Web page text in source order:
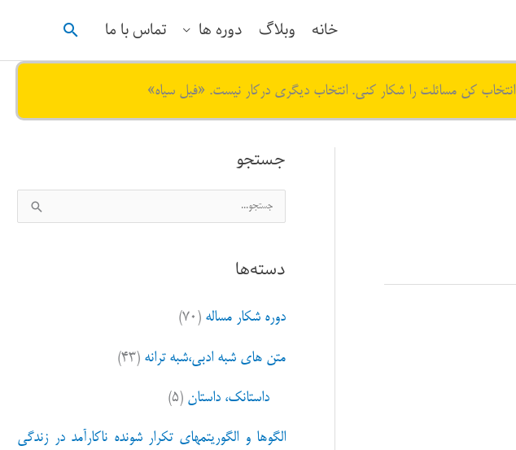
خانه وبلاگ دوره ها تماس با ما جستجو
انتخاب کن مسائلت را شکار کنی. انتخاب دیگری درکار نیست. «فیل سیاه»
جستجو
س
ج
ب
دسته‌ها
دوره شکار مساله (۷۰)
متن های شبه ادبی،شبه ترانه (۴۳)
داستانک، داستان (۵)
الگوها و الگوریتمهای تکرار شونده ناکارآمد در زندگی